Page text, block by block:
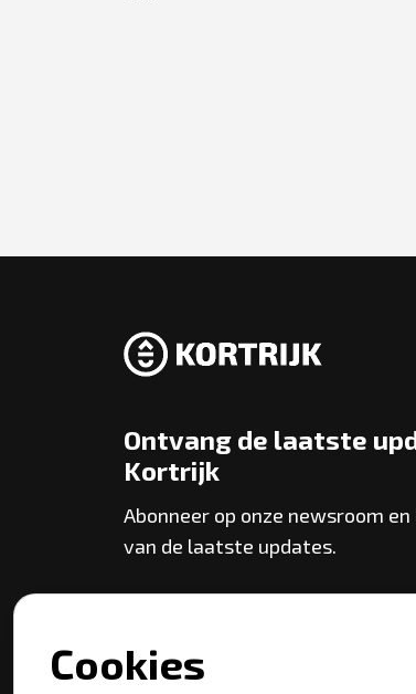
Ontvang de laatste
Kortrijk
Abonneer op onze newsroom
van de laatste updates.
Cookies